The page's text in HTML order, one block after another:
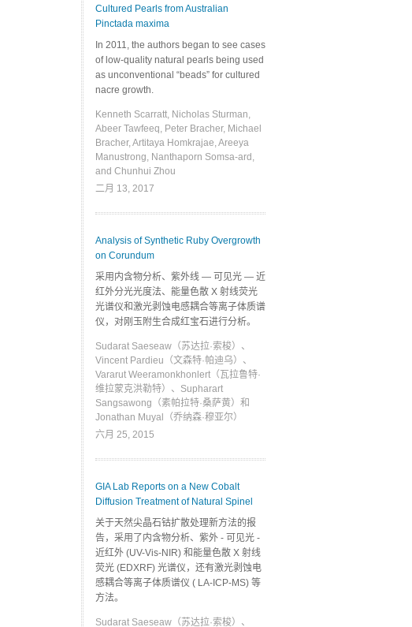
Cultured Pearls from Australian
Pinctada maxima
In 2011, the authors began to see cases
of low-quality natural pearls being used
as unconventional “beads” for cultured
nacre growth.
Kenneth Scarratt, Nicholas Sturman,
Abeer Tawfeeq, Peter Bracher, Michael
Bracher, Artitaya Homkrajae, Areeya
Manustrong, Nanthaporn Somsa-ard,
and Chunhui Zhou
二月 13, 2017
Analysis of Synthetic Ruby Overgrowth
on Corundum
采用内含物分析、紫外线 — 可见光 — 近
红外分光光度法、​能​量​色​散 ​X ​射​线​荧​光​
光​谱​仪​和激光剥蚀电感耦合等离子体质谱
仪，对刚玉附生合成红宝石进行分析。
Sudarat Saeseaw（苏达拉·索梭）、
Vincent Pardieu（文森特·帕迪乌）、
Vararut Weeramonkhonlert（瓦拉鲁特·
维拉蒙克洪勒特）、Supharart
Sangsawong（素帕拉特·桑萨黄）和
Jonathan Muyal（乔纳森·穆亚尔）
六月 25, 2015
GIA Lab Reports on a New Cobalt
Diffusion Treatment of Natural Spinel
关于天然尖晶石钴扩散处理新方法的报
告，采用了内含物分析、紫外 - 可见光 -
近红外 (UV-Vis-NIR) 和能​量​色​散 ​X ​射​线​
荧​光​ (EDXRF) 光​谱​仪​，还有激光剥蚀电
感耦合等离子体质谱仪 ( LA-ICP-MS) 等
方法。
Sudarat Saeseaw（苏达拉·索梭）、